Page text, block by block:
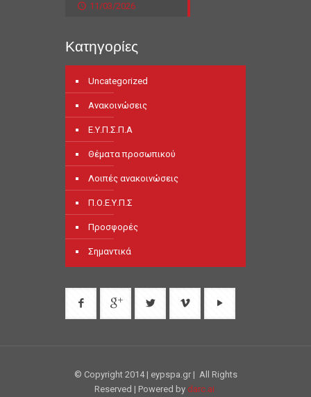
11/03/2026
Κατηγορίες
Uncategorized
Ανακοινώσεις
Ε.Υ.Π.Σ.Π.Α
Θέματα προσωπικού
Λοιπές ανακοινώσεις
Π.Ο.Ε.Υ.Π.Σ
Προσφορές
Σημαντικά
© Copyright 2014 | eypspa.gr | All Rights
Reserved | Powered by darc.ai